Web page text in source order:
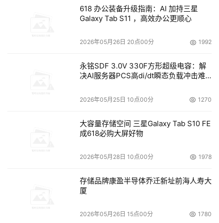
618 办公装备升级指南：AI 加持三星
Galaxy Tab S11 ，高效办公更顺心
2026年05月26日 20点00分 1992
永铭SDF 3.0V 330F方形超级电容：解
决AI服务器PCS高di/dt瞬态负载冲击难
2026年05月25日 10点00分 1270
大容量存储空间 三星Galaxy Tab S10 FE
成618必购大屏好物
2026年05月28日 10点00分 1978
存储品牌康盈半导体乔迁新址前海人寿大
厦
2026年05月26日 15点00分 1780